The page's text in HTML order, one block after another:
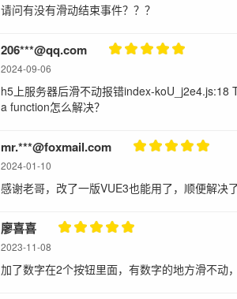
请问有没有滑动结束事件？？？
206***@qq.com
2024-09-06
h5上服务器后滑不动报错index-
a function怎么解决？
mr.***@foxmail.com
2024-01-10
感谢老哥，改了一版VUE3也能用了，顺便解决
廖喜喜
2023-11-08
加了数字在2个按钮里面，有数字的地方滑不动